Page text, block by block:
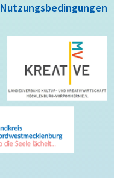
Nutzungsbedingungen